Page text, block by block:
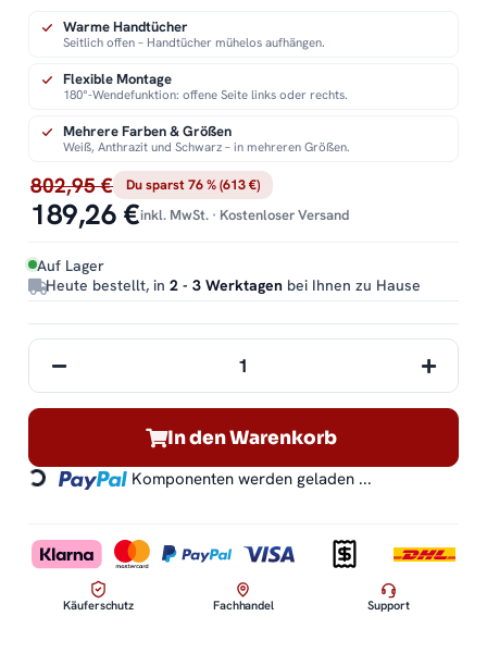
802,95 € Du sparst 76 % (613 €)
189,26 €inkl. MwSt. · Kostenloser Versand
Auf Lager
Heute bestellt, in 2 - 3 Werktagen bei Ihnen zu Hause
Warme Handtücher
Seitlich offen – Handtücher mühelos aufhängen.
Flexible Montage
180°-Wendefunktion: offene Seite links oder rechts.
Mehrere Farben & Größen
Weiß, Anthrazit und Schwarz – in mehreren Größen.
In den Warenkorb
Loading... Komponenten werden geladen ...
Käuferschutz Fachhandel Support